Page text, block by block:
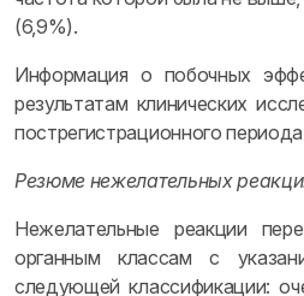
(6,9%).
Информация о побочных
результатам клинических
пострегистрационного
Резюме нежелательных
Нежелательные реакции
органным классам с
следующей классификации: